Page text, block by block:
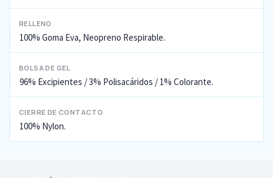
RELLENO
100% Goma Eva, Neopreno Respirable.
BOLSA DE GEL
96% Excipientes / 3% Polisacáridos / 1% Colorante.
CIERRE DE CONTACTO
100% Nylon.